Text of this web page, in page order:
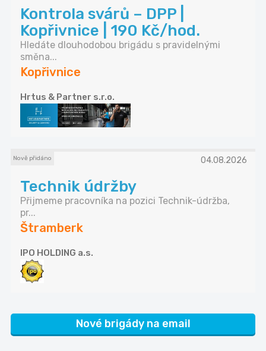
Kontrola svárů – DPP |
Kopřivnice | 190 Kč/hod.
Hledáte dlouhodobou brigádu s pravidelnými
směna...
Kopřivnice
Hrtus & Partner s.r.o.
Nově přidáno 04.08.2026
Technik údržby
Přijmeme pracovníka na pozici Technik-údržba,
pr...
Štramberk
IPO HOLDING a.s.
Nové brigády na email